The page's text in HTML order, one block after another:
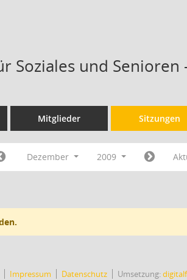
Soziales und Senioren
Mitglieder Sitzungen
Dezember 2009
Impressum Datenschutz Umsetzung: